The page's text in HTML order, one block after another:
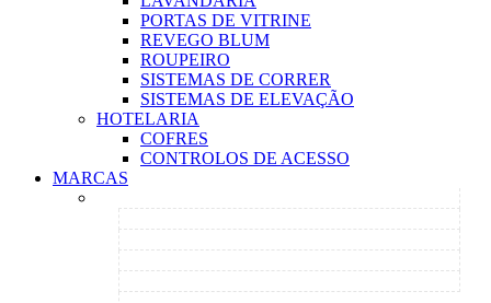
PORTAS DE VITRINE
REVEGO BLUM
ROUPEIRO
SISTEMAS DE CORRER
SISTEMAS DE ELEVAÇÃO
HOTELARIA
COFRES
CONTROLOS DE ACESSO
MARCAS